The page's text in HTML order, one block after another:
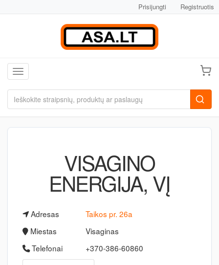
Prisijungti Registruotis
Toggle navigation
VISAGINO
ENERGIJA, VĮ
Adresas
Taikos pr. 26a
Miestas
Visaginas
Telefonai
+370-386-60860